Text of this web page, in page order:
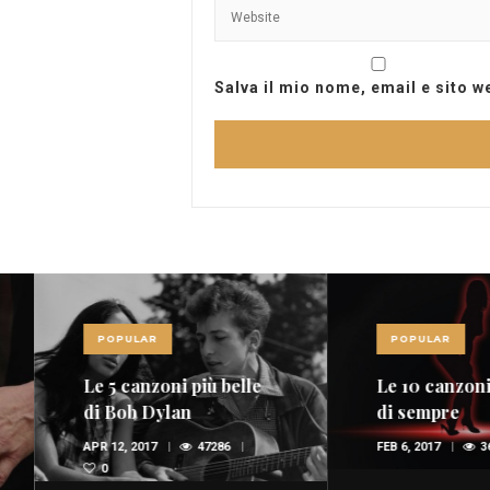
Salva il mio nome, email e sito
POPULAR
Le 5 canzoni più belle
di Bob Dylan
APR 12, 2017
47286
0
POPULAR
Le 10 canzoni
di sempre
FEB 6, 2017 36947